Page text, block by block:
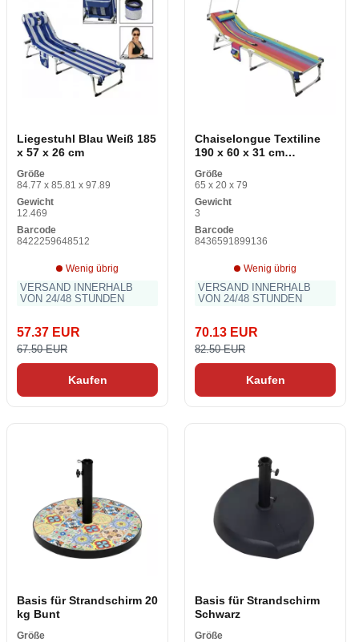
Liegestuhl Blau Weiß 185
x 57 x 26 cm
Größe
84.77 x 85.81 x 97.89
Gewicht
12.469
Barcode
8422259648512
Wenig übrig
VERSAND INNERHALB
VON 24/48 STUNDEN
57.37 EUR
67.50 EUR
Kaufen
Chaiselongue Textiline
190 x 60 x 31 cm
Slim + Spiel That 's You!
Größe
65 x 20 x 79
Gewicht
3
Barcode
8436591899136
Wenig übrig
VERSAND INNERHALB
VON 24/48 STUNDEN
70.13 EUR
82.50 EUR
Kaufen
Basis für Strandschirm 20
kg Bunt
Größe
Basis für Strandschirm
Schwarz
Größe